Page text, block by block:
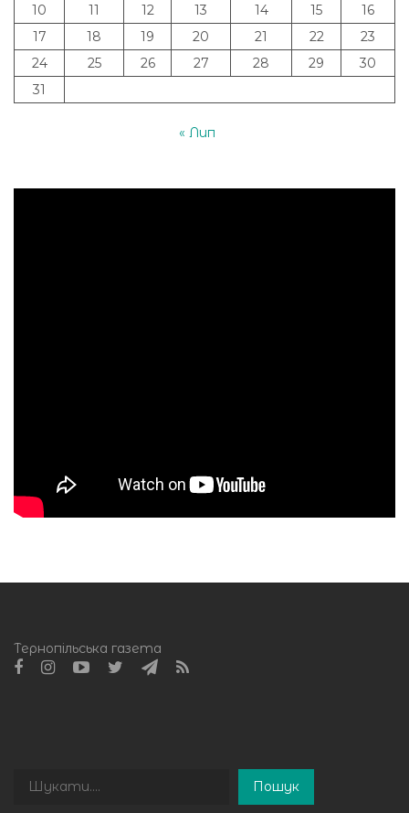
10
11 12 13 14 15
16
17
18 19 20 21 22
23
24
25 26 27 28 29
30
31
« Лип
Тернопільська газета
Пошук
Пошук